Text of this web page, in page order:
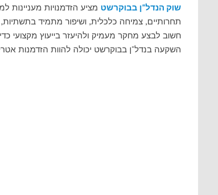
שוק הנדל"ן בבוקרשט מציע הזדמנויות
תחרותיים, צמיחה כלכלית, ושיפור מתמיד
חשוב לבצע מחקר מעמיק ולהיעזר בייעוץ
השקעה בנדל"ן בבוקרשט יכולה להוות הזדמנות